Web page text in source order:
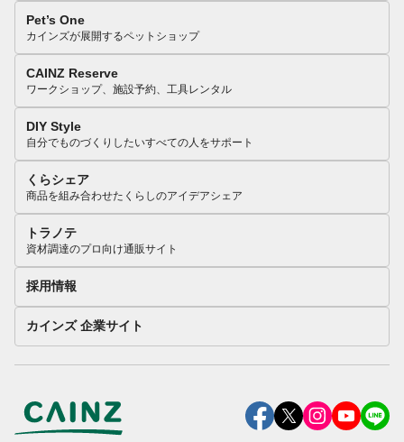
Pet’s One
カインズが展開するペットショップ
CAINZ Reserve
ワークショップ、施設予約、工具レンタル
DIY Style
自分でものづくりしたいすべての人をサポート
くらシェア
商品を組み合わせたくらしのアイデアシェア
トラノテ
資材調達のプロ向け通販サイト
採用情報
カインズ 企業サイト